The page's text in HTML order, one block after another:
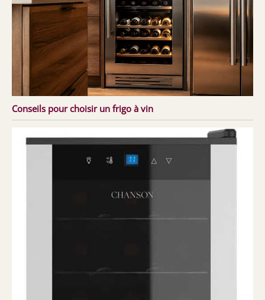
Conseils pour choisir un frigo à vin